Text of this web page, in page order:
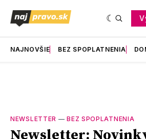
NAJNOVŠIE BEZ SPOPLATNENIA
NEWSLETTER —BEZ SPOPLATNENIA
Newsletter: